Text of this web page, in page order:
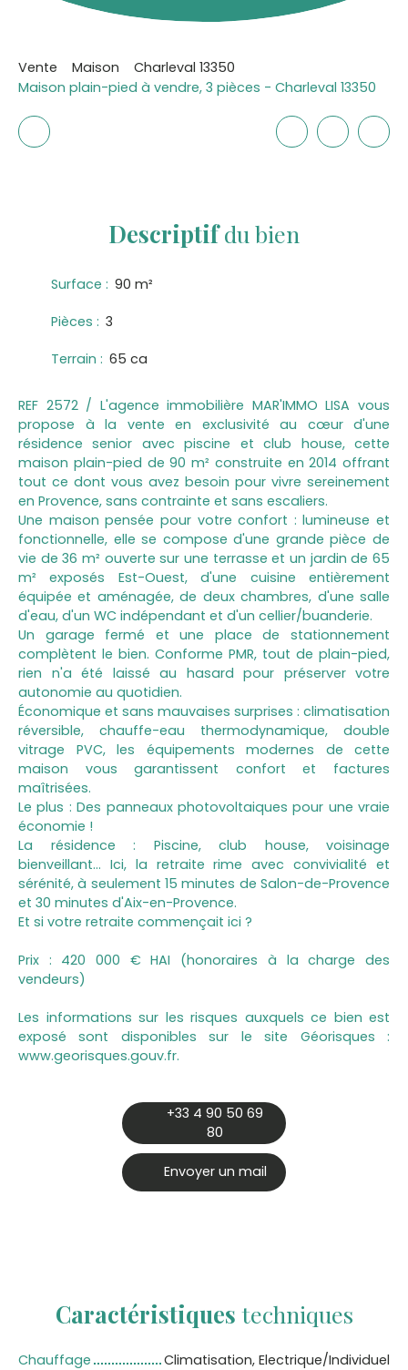
Vente Maison
Charleval 13350
Maison plain-pied à vendre, 3 pièces - Charleval 13350
Descriptifdu bien
Surface : 90 m²
Pièces : 3
Terrain : 65 ca
REF 2572 / L'agence immobilière MAR'IMMO LISA vous
propose à la vente en exclusivité au cœur d'une
résidence senior avec piscine et club house, cette
maison plain-pied de 90 m² construite en 2014 offrant
tout ce dont vous avez besoin pour vivre sereinement
en Provence, sans contrainte et sans escaliers.
Une maison pensée pour votre confort : lumineuse et
fonctionnelle, elle se compose d'une grande pièce de
vie de 36 m² ouverte sur une terrasse et un jardin de 65
m² exposés Est-Ouest, d'une cuisine entièrement
équipée et aménagée, de deux chambres, d'une salle
d'eau, d'un WC indépendant et d'un cellier/buanderie.
Un garage fermé et une place de stationnement
complètent le bien. Conforme PMR, tout de plain-pied,
rien n'a été laissé au hasard pour préserver votre
autonomie au quotidien.
Économique et sans mauvaises surprises : climatisation
réversible, chauffe-eau thermodynamique, double
vitrage PVC, les équipements modernes de cette
maison vous garantissent confort et factures
maîtrisées.
Le plus : Des panneaux photovoltaiques pour une vraie
économie !
La résidence : Piscine, club house, voisinage
bienveillant… Ici, la retraite rime avec convivialité et
sérénité, à seulement 15 minutes de Salon-de-Provence
et 30 minutes d'Aix-en-Provence.
Et si votre retraite commençait ici ?
Prix : 420 000 € HAI (honoraires à la charge des
vendeurs)
Les informations sur les risques auxquels ce bien est
exposé sont disponibles sur le site Géorisques :
www.georisques.gouv.fr.
+33 4 90 50 69
80
Envoyer un mail
Caractéristiques techniques
Chauffage
Climatisation, Electrique/Individuel